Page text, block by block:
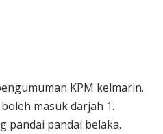
KPM kelmarin.
masuk darjah 1.
pandai pandai belaka.